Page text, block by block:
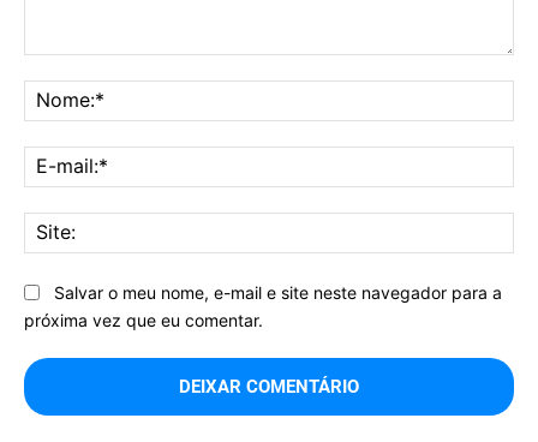
Salvar o meu nome, e-mail e site neste navegador para a
próxima vez que eu comentar.